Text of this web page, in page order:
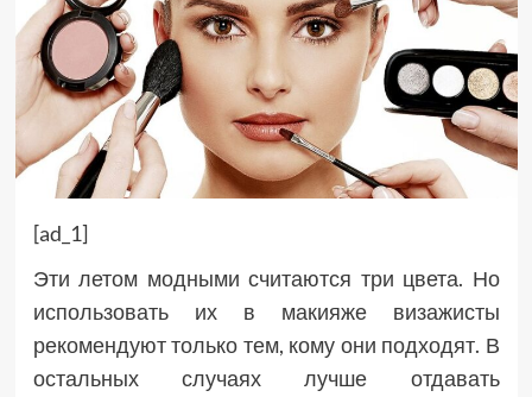
[ad_1]
Эти летом модными считаются три цвета. Но
использовать их в макияже визажисты
рекомендуют только тем, кому они подходят. В
остальных случаях лучше отдавать